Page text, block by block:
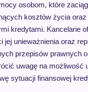
osobom, które
kosztów życia
kredytami. Kancelarie
unieważnienia oraz
przepisów prawnych
uwagę na
sytuacji finansowej